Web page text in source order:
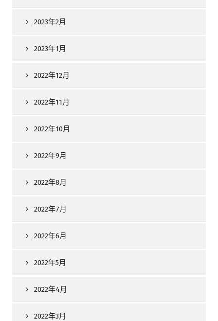
2023年2月
2023年1月
2022年12月
2022年11月
2022年10月
2022年9月
2022年8月
2022年7月
2022年6月
2022年5月
2022年4月
2022年3月